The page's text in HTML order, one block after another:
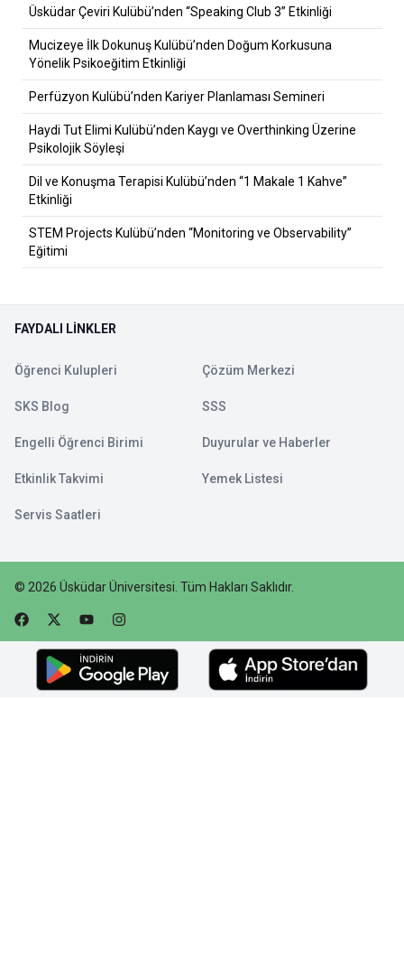
Üsküdar Çeviri Kulübü’nden “Speaking Club 3” Etkinliği
Mucizeye İlk Dokunuş Kulübü’nden Doğum Korkusuna
Yönelik Psikoeğitim Etkinliği
Perfüzyon Kulübü’nden Kariyer Planlaması Semineri
Haydi Tut Elimi Kulübü’nden Kaygı ve Overthinking Üzerine
Psikolojik Söyleşi
Dil ve Konuşma Terapisi Kulübü’nden “1 Makale 1 Kahve”
Etkinliği
STEM Projects Kulübü’nden “Monitoring ve Observability”
Eğitimi
FAYDALI LINKLER
Öğrenci Kulupleri Çözüm Merkezi
SKS Blog SSS
Engelli Öğrenci Birimi Duyurular ve Haberler
Etkinlik Takvimi Yemek Listesi
Servis Saatleri
© 2026 Üsküdar Üniversitesi Tüm Hakları Saklıdır.